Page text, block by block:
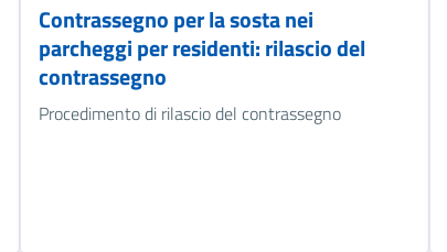
Contrassegno per la sosta nei
parcheggi per residenti: rilascio del
contrassegno
Procedimento di rilascio del contrassegno